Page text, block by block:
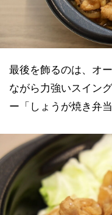
最後を飾るのは、オ
ながら力強いスイン
ー「しょうが焼き弁当